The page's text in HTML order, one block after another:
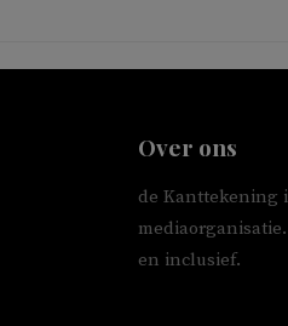
Over ons
de Kanttekening
en inclusief.